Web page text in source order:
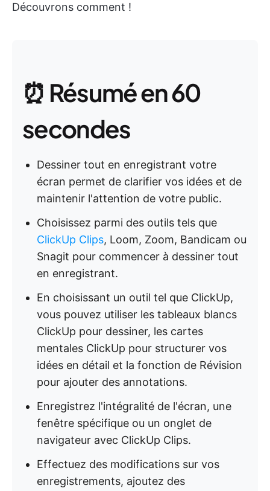
Découvrons comment !
⏰ Résumé en 60
secondes
Dessiner tout en enregistrant votre
écran permet de clarifier vos idées et de
maintenir l'attention de votre public.
Choisissez parmi des outils tels que
ClickUp Clips, Loom, Zoom, Bandicam ou
Snagit pour commencer à dessiner tout
en enregistrant.
En choisissant un outil tel que ClickUp,
vous pouvez utiliser les tableaux blancs
ClickUp pour dessiner, les cartes
mentales ClickUp pour structurer vos
idées en détail et la fonction de Révision
pour ajouter des annotations.
Enregistrez l'intégralité de l'écran, une
fenêtre spécifique ou un onglet de
navigateur avec ClickUp Clips.
Effectuez des modifications sur vos
enregistrements, ajoutez des